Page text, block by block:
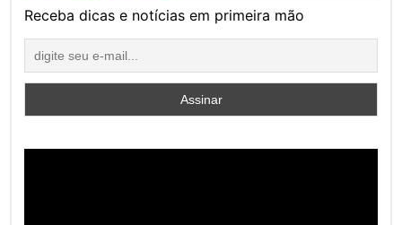
Receba dicas e notícias em primeira mão